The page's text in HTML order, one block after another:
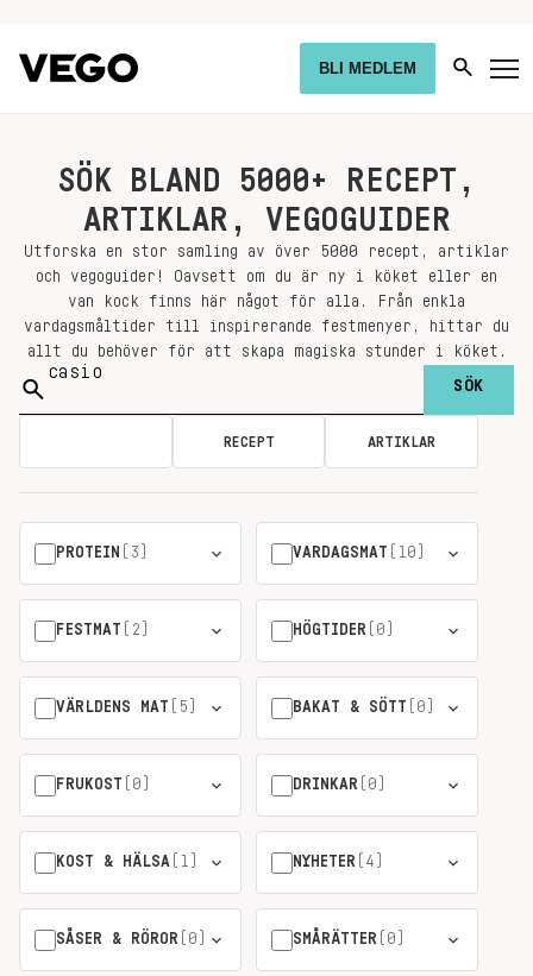
BLI MEDLEM
SÖK BLAND 5000+ RECEPT,
ARTIKLAR, VEGOGUIDER
Utforska en stor samling av över 5000 recept, artiklar
och vegoguider! Oavsett om du är ny i köket eller en
van kock finns här något för alla. Från enkla
vardagsmåltider till inspirerande festmenyer, hittar du
allt du behöver för att skapa magiska stunder i köket.
Sök
på:
RECEPT ARTIKLAR
PROTEIN (3) VARDAGSMAT (10)
FESTMAT (2) HÖGTIDER (0)
VÄRLDENS MAT (5) BAKAT & SÖTT (0)
FRUKOST (0) DRINKAR (0)
KOST & HÄLSA (1) NYHETER (4)
SÅSER & RÖROR (0) SMÅRÄTTER (0)